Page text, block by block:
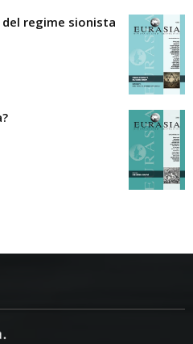
del regime sionista